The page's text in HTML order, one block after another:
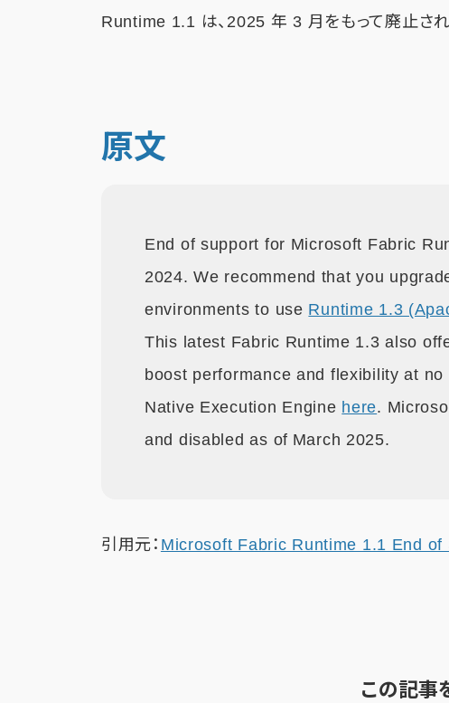
Runtime 1.1 は、2025 年 3 月をもって廃止され
原文
End of support for Microsoft Fabric
2024. We recommend that you
environments to use Runtime 1.3
This latest Fabric Runtime 1.3 also
boost performance and flexibility at
Native Execution Engine here.
and disabled as of March 2025.
引用元： Microsoft Fabric Runtime 1.1 End of
この記事